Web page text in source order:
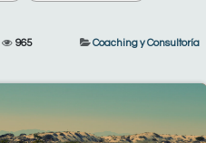
965 Coaching y Consultoría